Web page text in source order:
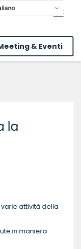
& Eventi
la
attività della
in maniera